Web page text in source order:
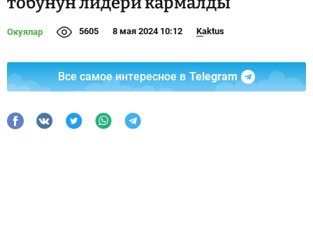
Окуялар 5605 8 мая 2024 10:12 Kaktus
Все самое интересное в Telegram